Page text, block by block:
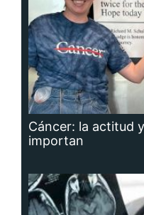
Cáncer: la actitud
importan